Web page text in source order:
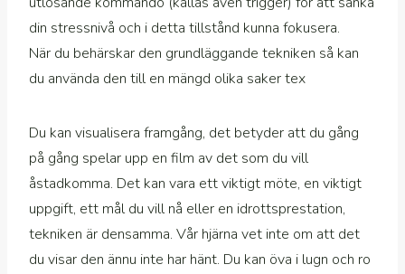
din stressnivå och i detta tillstånd kunna fokusera.
När du behärskar den grundläggande tekniken så kan
du använda den till en mängd olika saker tex
Du kan visualisera framgång, det betyder att du gång
på gång spelar upp en film av det som du vill
åstadkomma. Det kan vara ett viktigt möte, en viktigt
uppgift, ett mål du vill nå eller en idrottsprestation,
tekniken är densamma. Vår hjärna vet inte om att det
du visar den ännu inte har hänt. Du kan öva i lugn och ro